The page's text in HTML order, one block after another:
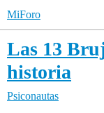
MiForo
Las 13
historia
Psiconautas